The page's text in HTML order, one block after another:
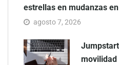
estrellas en mudanzas
agosto 7, 2026